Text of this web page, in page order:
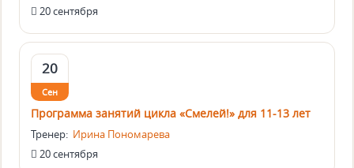
20 сентября
20
Сен
Программа занятий цикла «Смелей!» для 11-13 лет
Тренер: Ирина Пономарева
20 сентября